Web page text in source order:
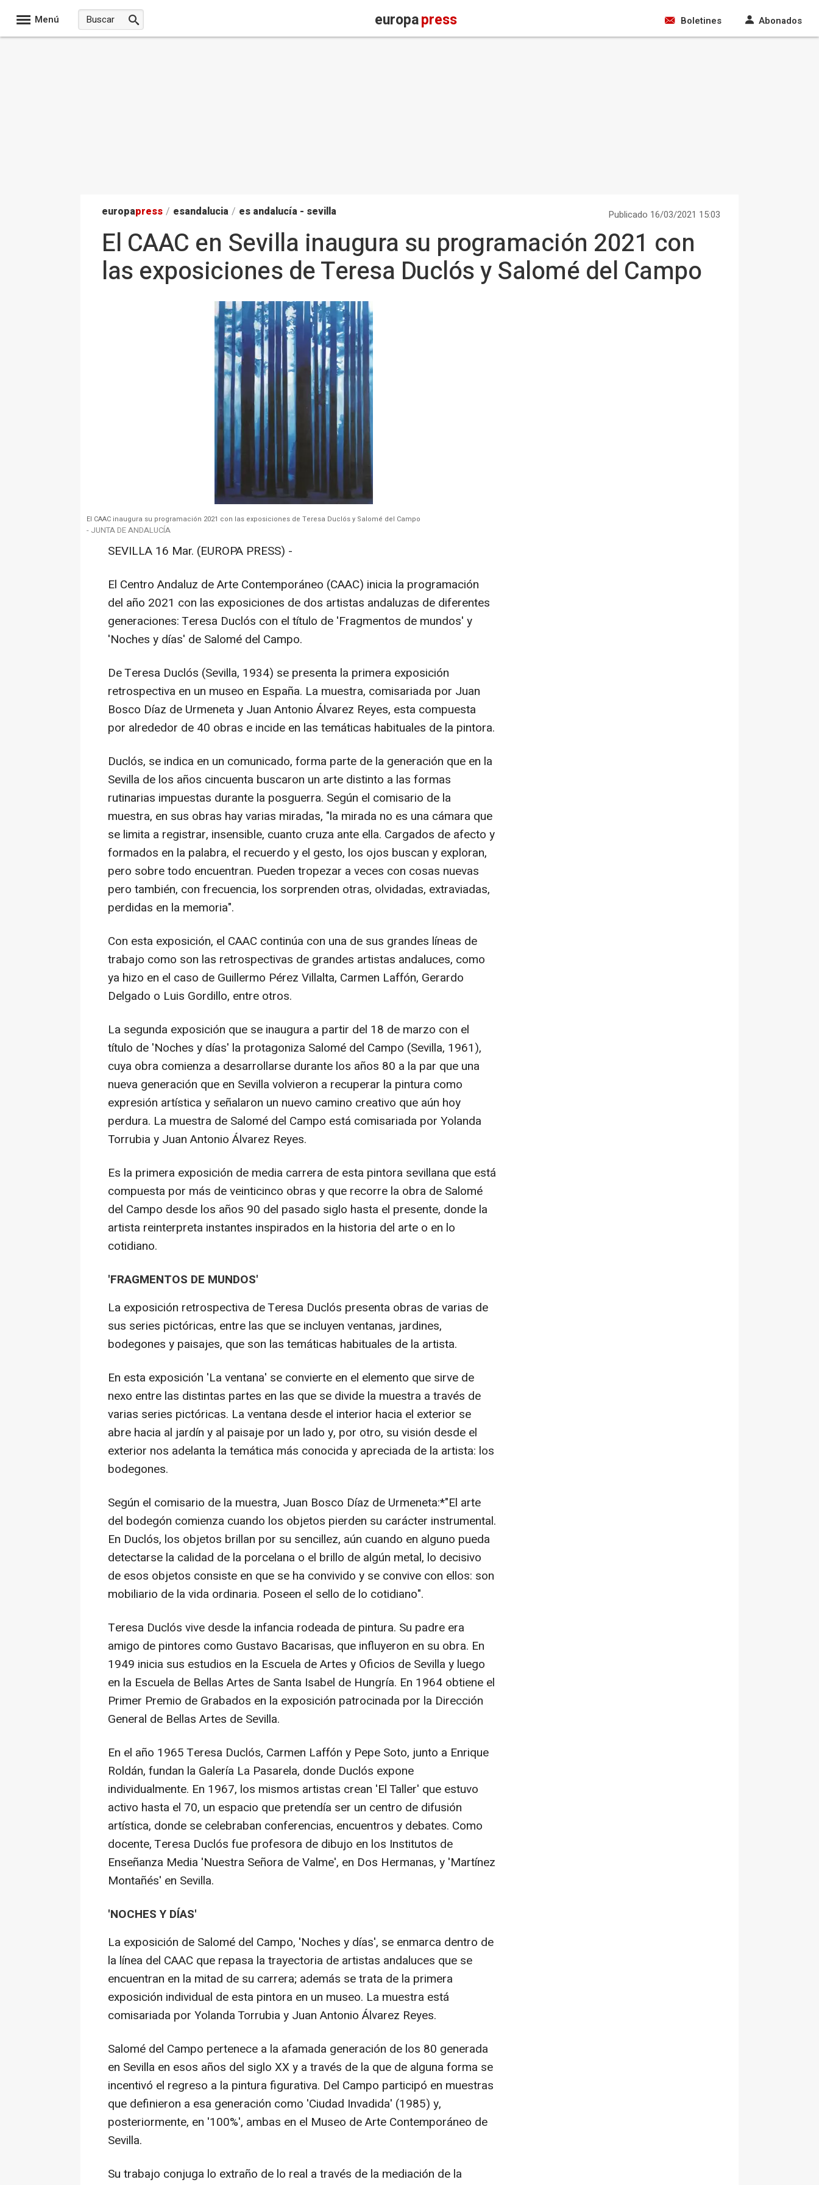
Menú europapress Boletines Abonados
europapress / esandalucia / es andalucía - sevilla Publicado 16/03/2021 15:03
El CAAC en Sevilla inaugura su programación 2021 con
las exposiciones de Teresa Duclós y Salomé del Campo
El CAAC inaugura su programación 2021 con las exposiciones de Teresa Duclós y Salomé del Campo
- JUNTA DE ANDALUCÍA
SEVILLA 16 Mar. (EUROPA PRESS) -
El Centro Andaluz de Arte Contemporáneo (CAAC) inicia la programación
del año 2021 con las exposiciones de dos artistas andaluzas de diferentes
generaciones: Teresa Duclós con el título de 'Fragmentos de mundos' y
'Noches y días' de Salomé del Campo.
De Teresa Duclós (Sevilla, 1934) se presenta la primera exposición
retrospectiva en un museo en España. La muestra, comisariada por Juan
Bosco Díaz de Urmeneta y Juan Antonio Álvarez Reyes, esta compuesta
por alrededor de 40 obras e incide en las temáticas habituales de la pintora.
Duclós, se indica en un comunicado, forma parte de la generación que en la
Sevilla de los años cincuenta buscaron un arte distinto a las formas
rutinarias impuestas durante la posguerra. Según el comisario de la
muestra, en sus obras hay varias miradas, "la mirada no es una cámara que
se limita a registrar, insensible, cuanto cruza ante ella. Cargados de afecto y
formados en la palabra, el recuerdo y el gesto, los ojos buscan y exploran,
pero sobre todo encuentran. Pueden tropezar a veces con cosas nuevas
pero también, con frecuencia, los sorprenden otras, olvidadas, extraviadas,
perdidas en la memoria".
Con esta exposición, el CAAC continúa con una de sus grandes líneas de
trabajo como son las retrospectivas de grandes artistas andaluces, como
ya hizo en el caso de Guillermo Pérez Villalta, Carmen Laffón, Gerardo
Delgado o Luis Gordillo, entre otros.
La segunda exposición que se inaugura a partir del 18 de marzo con el
título de 'Noches y días' la protagoniza Salomé del Campo (Sevilla, 1961),
cuya obra comienza a desarrollarse durante los años 80 a la par que una
nueva generación que en Sevilla volvieron a recuperar la pintura como
expresión artística y señalaron un nuevo camino creativo que aún hoy
perdura. La muestra de Salomé del Campo está comisariada por Yolanda
Torrubia y Juan Antonio Álvarez Reyes.
Es la primera exposición de media carrera de esta pintora sevillana que está
compuesta por más de veinticinco obras y que recorre la obra de Salomé
del Campo desde los años 90 del pasado siglo hasta el presente, donde la
artista reinterpreta instantes inspirados en la historia del arte o en lo
cotidiano.
'FRAGMENTOS DE MUNDOS'
La exposición retrospectiva de Teresa Duclós presenta obras de varias de
sus series pictóricas, entre las que se incluyen ventanas, jardines,
bodegones y paisajes, que son las temáticas habituales de la artista.
En esta exposición 'La ventana' se convierte en el elemento que sirve de
nexo entre las distintas partes en las que se divide la muestra a través de
varias series pictóricas. La ventana desde el interior hacia el exterior se
abre hacia al jardín y al paisaje por un lado y, por otro, su visión desde el
exterior nos adelanta la temática más conocida y apreciada de la artista: los
bodegones.
Según el comisario de la muestra, Juan Bosco Díaz de Urmeneta:*"El arte
del bodegón comienza cuando los objetos pierden su carácter instrumental.
En Duclós, los objetos brillan por su sencillez, aún cuando en alguno pueda
detectarse la calidad de la porcelana o el brillo de algún metal, lo decisivo
de esos objetos consiste en que se ha convivido y se convive con ellos: son
mobiliario de la vida ordinaria. Poseen el sello de lo cotidiano".
Teresa Duclós vive desde la infancia rodeada de pintura. Su padre era
amigo de pintores como Gustavo Bacarisas, que influyeron en su obra. En
1949 inicia sus estudios en la Escuela de Artes y Oficios de Sevilla y luego
en la Escuela de Bellas Artes de Santa Isabel de Hungría. En 1964 obtiene el
Primer Premio de Grabados en la exposición patrocinada por la Dirección
General de Bellas Artes de Sevilla.
En el año 1965 Teresa Duclós, Carmen Laffón y Pepe Soto, junto a Enrique
Roldán, fundan la Galería La Pasarela, donde Duclós expone
individualmente. En 1967, los mismos artistas crean 'El Taller' que estuvo
activo hasta el 70, un espacio que pretendía ser un centro de difusión
artística, donde se celebraban conferencias, encuentros y debates. Como
docente, Teresa Duclós fue profesora de dibujo en los Institutos de
Enseñanza Media 'Nuestra Señora de Valme', en Dos Hermanas, y 'Martínez
Montañés' en Sevilla.
'NOCHES Y DÍAS'
La exposición de Salomé del Campo, 'Noches y días', se enmarca dentro de
la línea del CAAC que repasa la trayectoria de artistas andaluces que se
encuentran en la mitad de su carrera; además se trata de la primera
exposición individual de esta pintora en un museo. La muestra está
comisariada por Yolanda Torrubia y Juan Antonio Álvarez Reyes.
Salomé del Campo pertenece a la afamada generación de los 80 generada
en Sevilla en esos años del siglo XX y a través de la que de alguna forma se
incentivó el regreso a la pintura figurativa. Del Campo participó en muestras
que definieron a esa generación como 'Ciudad Invadida' (1985) y,
posteriormente, en '100%', ambas en el Museo de Arte Contemporáneo de
Sevilla.
Su trabajo conjuga lo extraño de lo real a través de la mediación de la